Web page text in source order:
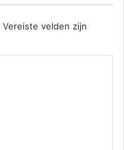
Vereiste velden zijn